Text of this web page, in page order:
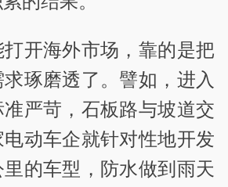
开海外市场，靠的是把
琢磨透了。譬如，进入
严苛，石板路与坡道交
动车企就针对性地开发
的车型 ，防水做到雨天